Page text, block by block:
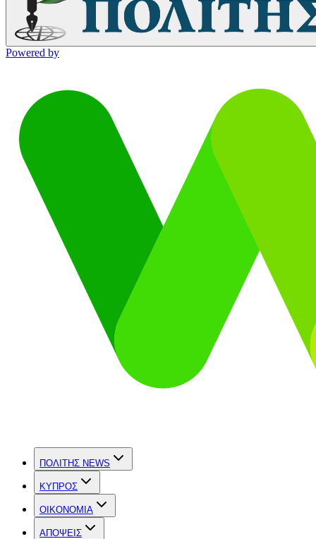
Powered by
ΠΟΛΙΤΗΣ NEWS
ΚΥΠΡΟΣ
OIKONOMIA
ΑΠΟΨΕΙΣ